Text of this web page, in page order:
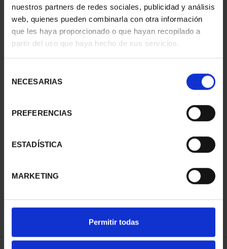
nuestros partners de redes sociales, publicidad y análisis
web, quienes pueden combinarla con otra información
que les haya proporcionado o que hayan recopilado a
partir del uso que haya hecho de sus servicios.
NECESARIAS
PREFERENCIAS
ESTADÍSTICA
MARKETING
Permitir todas
CIUDADES PATRIMONIO
73,00 €